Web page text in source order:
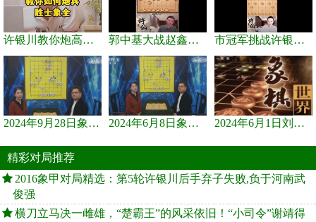
许银川教你炮高兵士象全如何赢士象全，简单四步即可 郭中基大战赵鑫鑫，许银川激情讲解 市冠军挑战许银川，急进中兵变化真激烈！
2024年9月28日象棋世界栏目，刘君、蒋川讲解了第九届杨官璘杯象棋... 2024年6月8日象棋世界，刘君、蒋川讲解了第九届杨官璘杯全国象棋... 2024年6月1日刘君、蒋川讲解第三届上海杯象棋大师赛谢靖与李少庚...
精彩对局推荐
2016象甲对局精选：第5轮许银川后手弃子失败,负于河南武
俊强
横刀立马决一雌雄，“楚霸王”的风采依旧！“小司令”谢靖得